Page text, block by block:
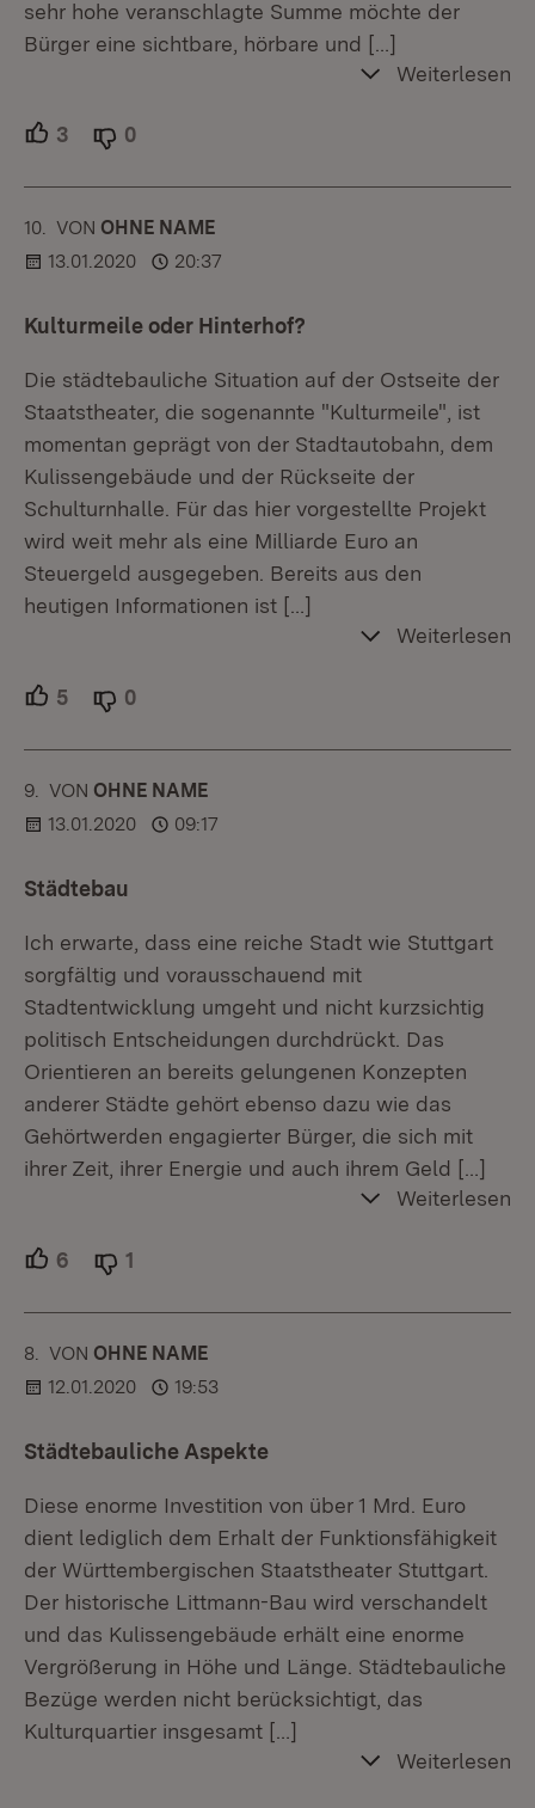
sehr hohe veranschlagte Summe möchte der
Bürger eine sichtbare, hörbare und […]
Weiterlesen
3 Unterstützer.
0
10. KOMMENTAR
VON :OHNE NAME
13.01.2020
20:37
Kulturmeile oder Hinterhof?
Die städtebauliche Situation auf der Ostseite der
Staatstheater, die sogenannte "Kulturmeile", ist
momentan geprägt von der Stadtautobahn, dem
Kulissengebäude und der Rückseite der
Schulturnhalle. Für das hier vorgestellte Projekt
wird weit mehr als eine Milliarde Euro an
Steuergeld ausgegeben. Bereits aus den
heutigen Informationen ist […]
Weiterlesen
5 Unterstützer.
0
9. KOMMENTAR
VON :OHNE NAME
13.01.2020
09:17
Städtebau
Ich erwarte, dass eine reiche Stadt wie Stuttgart
sorgfältig und vorausschauend mit
Stadtentwicklung umgeht und nicht kurzsichtig
politisch Entscheidungen durchdrückt. Das
Orientieren an bereits gelungenen Konzepten
anderer Städte gehört ebenso dazu wie das
Gehörtwerden engagierter Bürger, die sich mit
ihrer Zeit, ihrer Energie und auch ihrem Geld […]
Weiterlesen
6 Unterstützer.
1
8. KOMMENTAR
VON :OHNE NAME
12.01.2020
19:53
Städtebauliche Aspekte
Diese enorme Investition von über 1 Mrd. Euro
dient lediglich dem Erhalt der Funktionsfähigkeit
der Württembergischen Staatstheater Stuttgart.
Der historische Littmann-Bau wird verschandelt
und das Kulissengebäude erhält eine enorme
Vergrößerung in Höhe und Länge. Städtebauliche
Bezüge werden nicht berücksichtigt, das
Kulturquartier insgesamt […]
Weiterlesen